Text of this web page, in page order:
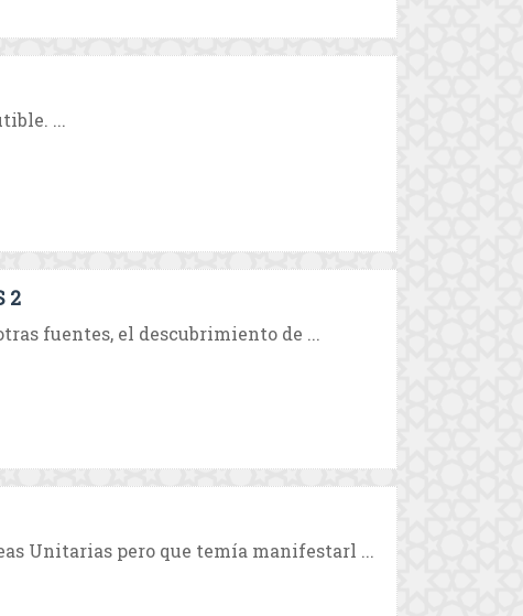
...
2
fuentes, el descubrimiento de ...
Unitarias pero que temía manifestarl ...